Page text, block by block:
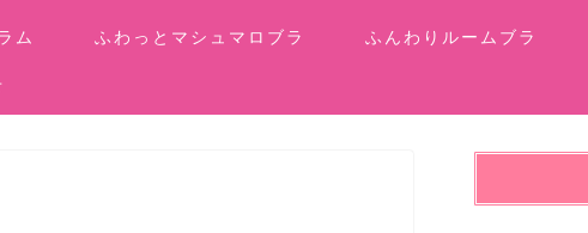
ム ふわっとマシュマロブラ ふんわりルームブラ